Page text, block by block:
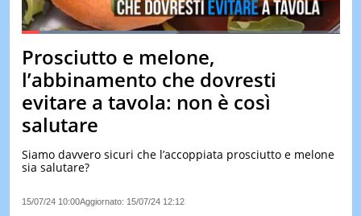
QUIZ
&
TEST
OGGI
PauseUnmute
Loaded:48.86%
Prosciutto e melone,
l’abbinamento che dovresti
evitare a tavola: non è così
salutare
Siamo davvero sicuri che l’accoppiata prosciutto e melone
sia salutare?
15/07/24 10:00Aggiornato: 15/07/24 12:12